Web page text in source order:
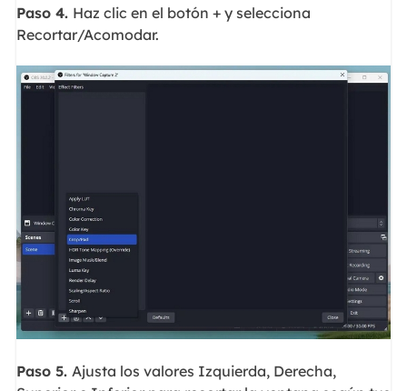
Paso 4. Haz clic en el botón + y selecciona
Recortar/Acomodar.
Paso 5. Ajusta los valores Izquierda, Derecha,